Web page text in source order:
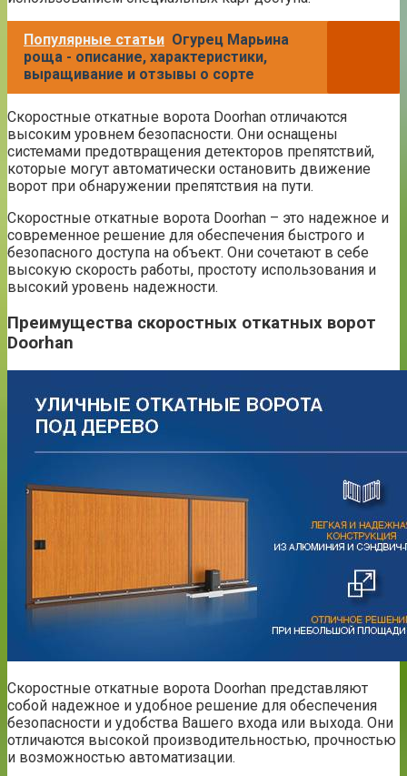
Популярные статьи Огурец Марьина
роща - описание, характеристики,
выращивание и отзывы о сорте
Скоростные откатные ворота Doorhan отличаются
высоким уровнем безопасности. Они оснащены
системами предотвращения детекторов препятствий,
которые могут автоматически остановить движение
ворот при обнаружении препятствия на пути.
Скоростные откатные ворота Doorhan – это надежное и
современное решение для обеспечения быстрого и
безопасного доступа на объект. Они сочетают в себе
высокую скорость работы, простоту использования и
высокий уровень надежности.
Преимущества скоростных откатных ворот
Doorhan
Скоростные откатные ворота Doorhan представляют
собой надежное и удобное решение для обеспечения
безопасности и удобства Вашего входа или выхода. Они
отличаются высокой производительностью, прочностью
и возможностью автоматизации.